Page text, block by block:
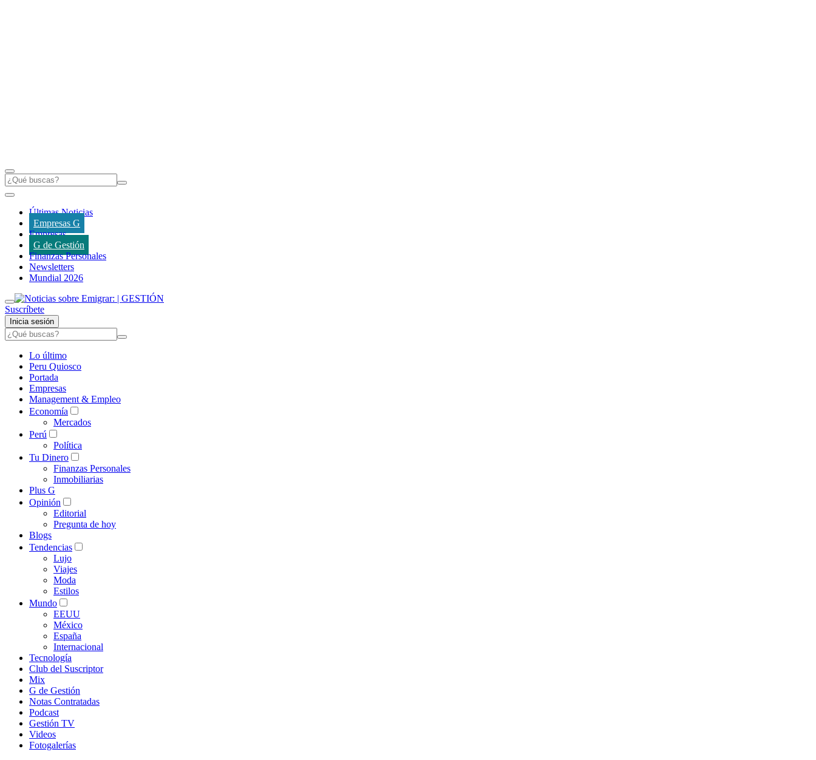
Últimas Noticias
Empresas G
Empresas
G de Gestión
Finanzas Personales
Newsletters
Mundial 2026
Suscríbete
Inicia sesión
Lo último
Peru Quiosco
Portada
Empresas
Management & Empleo
Economía
Mercados
Perú
Política
Tu Dinero
Finanzas Personales
Inmobiliarias
Plus G
Opinión
Editorial
Pregunta de hoy
Blogs
Tendencias
Lujo
Viajes
Moda
Estilos
Mundo
EEUU
México
España
Internacional
Tecnología
Club del Suscriptor
Mix
G de Gestión
Notas Contratadas
Podcast
Gestión TV
Videos
Fotogalerías